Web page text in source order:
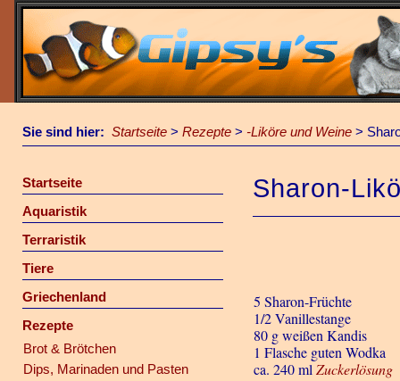
Sie sind hier: Startseite > Rezepte > -Liköre und Weine >
Startseite
Aquaristik
Terraristik
Tiere
Griechenland
Rezepte
Brot & Brötchen
Dips, Marinaden und Pasten
Sharon-
5 Sharon-Früchte
1/2 Vanillestange
80 g weißen Kandis
1 Flasche guten Wodka
ca. 240 mlZuckerlösung